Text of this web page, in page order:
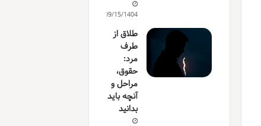
09/15/1404
طلاق از
طرف
مرد:
حقوق،
مراحل و
آنچه باید
بدانید